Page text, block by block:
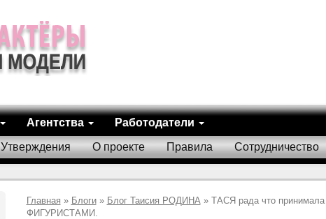
Агентства Работодатели
Утверждения О проекте Правила Сотрудничество
Главная » Блоги» Блог Таисия РОДИНА» ТАСЯ рада что принимала
ФИГУРИСТАМИ.